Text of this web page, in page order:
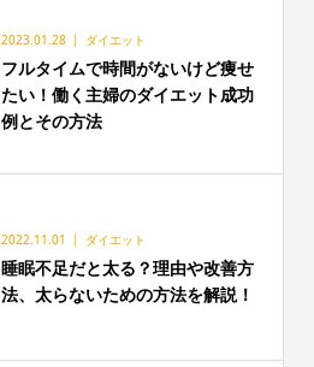
2023.01.28 ダイエット
フルタイムで時間がないけど痩せ
たい！働く主婦のダイエット成功
例とその方法
2022.11.01 ダイエット
睡眠不足だと太る？理由や改善方
法、太らないための方法を解説！